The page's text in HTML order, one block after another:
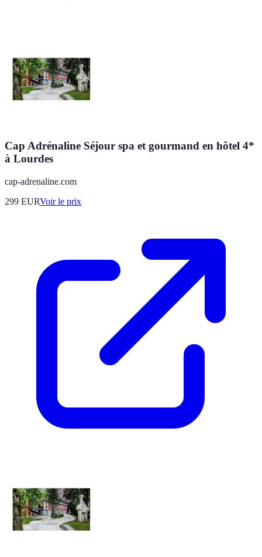
Cap Adrénaline Séjour spa et gourmand en hôtel 4*
à Lourdes
cap-adrenaline.com
299 EURVoir le prix